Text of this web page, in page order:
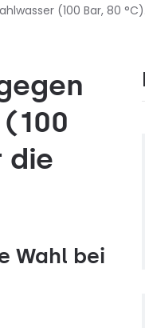
(100 Bar, 80
die
Wahl bei